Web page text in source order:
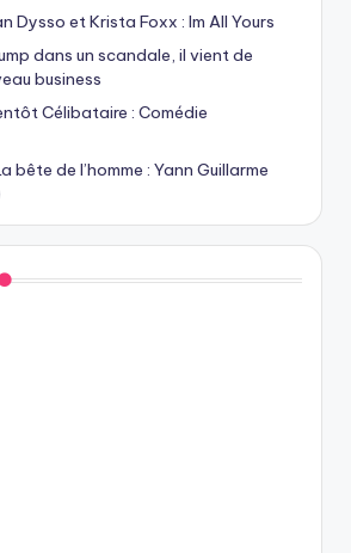
Dysso et Krista Foxx : Im All Yours
dans un scandale, il vient de
business
Célibataire : Comédie
bête de l’homme : Yann Guillarme